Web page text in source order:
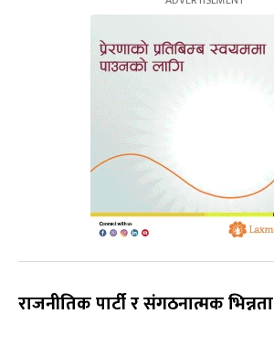
राजनीतिक पार्टी र संगठनात्मक भिन्नता